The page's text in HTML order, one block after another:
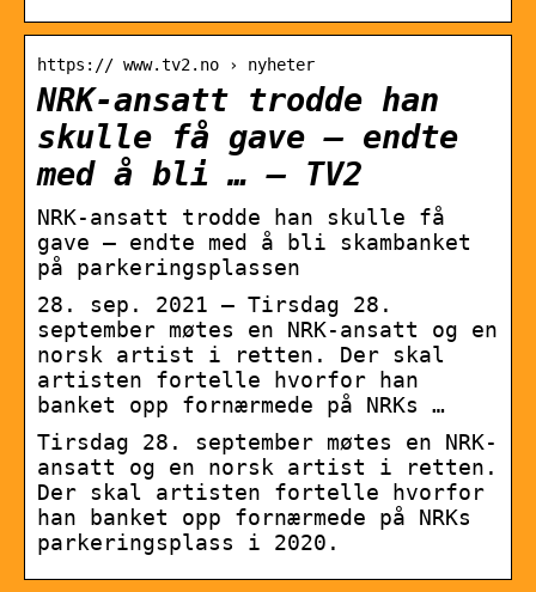
https:// www.tv2.no › nyheter
NRK-ansatt trodde han
skulle få gave – endte
med å bli … – TV2
NRK-ansatt trodde han skulle få
gave – endte med å bli skambanket
på parkeringsplassen
28. sep. 2021 — Tirsdag 28.
september møtes en NRK-ansatt og en
norsk artist i retten. Der skal
artisten fortelle hvorfor han
banket opp fornærmede på NRKs …
Tirsdag 28. september møtes en NRK-
ansatt og en norsk artist i retten.
Der skal artisten fortelle hvorfor
han banket opp fornærmede på NRKs
parkeringsplass i 2020.